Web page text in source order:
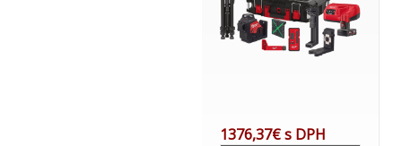
1376,37€ s DPH